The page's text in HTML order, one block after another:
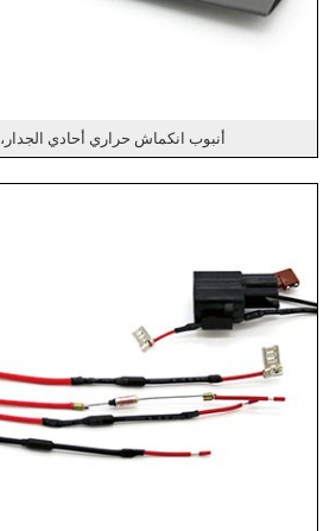
أنبوب انكماش حراري أحادي الجدار، RSFR-H(3X)